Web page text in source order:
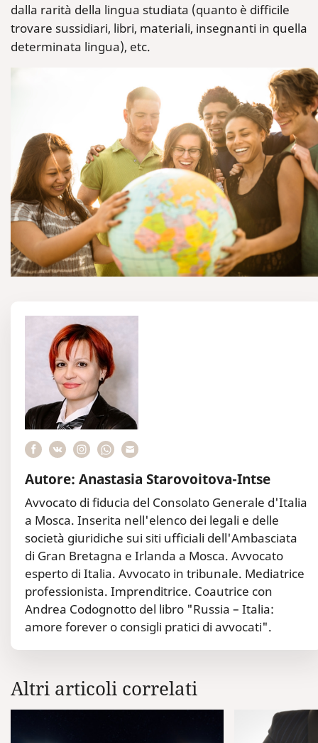
dalla rarità della lingua studiata (quanto è difficile
trovare sussidiari, libri, materiali, insegnanti in quella
determinata lingua), etc.
Autore: Anastasia Starovoitova-Intse
Avvocato di fiducia del Consolato Generale d'Italia
a Mosca. Inserita nell'elenco dei legali e delle
società giuridiche sui siti ufficiali dell'Ambasciata
di Gran Bretagna e Irlanda a Mosca. Avvocato
esperto di Italia. Avvocato in tribunale. Mediatrice
professionista. Imprenditrice. Coautrice con
Andrea Codognotto del libro "Russia – Italia:
amore forever o consigli pratici di avvocati".
Altri articoli correlati